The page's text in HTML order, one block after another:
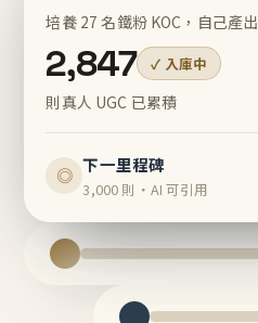
培養 27 名鐵粉 KOC，自己產出
2,847 ✓ 入庫中
則真人 UGC 已累積
◎ 下一里程碑
3,000 則・AI 可引用